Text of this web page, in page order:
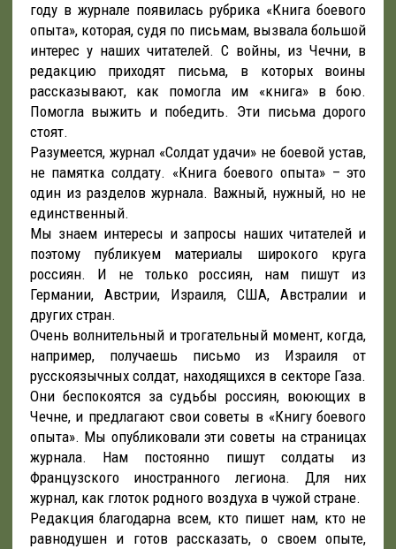
году в журнале появилась рубрика «Книга боевого
опыта», которая, судя по письмам, вызвала большой
интерес у наших читателей. С войны, из Чечни, в
редакцию приходят письма, в которых воины
рассказывают, как помогла им «книга» в бою.
Помогла выжить и победить. Эти письма дорого
стоят.
Разумеется, журнал «Солдат удачи» не боевой устав,
не памятка солдату. «Книга боевого опыта» – это
один из разделов журнала. Важный, нужный, но не
единственный.
Мы знаем интересы и запросы наших читателей и
поэтому публикуем материалы широкого круга
россиян. И не только россиян, нам пишут из
Германии, Австрии, Израиля, США, Австралии и
других стран.
Очень волнительный и трогательный момент, когда,
например, получаешь письмо из Израиля от
русскоязычных солдат, находящихся в секторе Газа.
Они беспокоятся за судьбы россиян, воюющих в
Чечне, и предлагают свои советы в «Книгу боевого
опыта». Мы опубликовали эти советы на страницах
журнала. Нам постоянно пишут солдаты из
Французского иностранного легиона. Для них
журнал, как глоток родного воздуха в чужой стране.
Редакция благодарна всем, кто пишет нам, кто не
равнодушен и готов рассказать, о своем опыте,